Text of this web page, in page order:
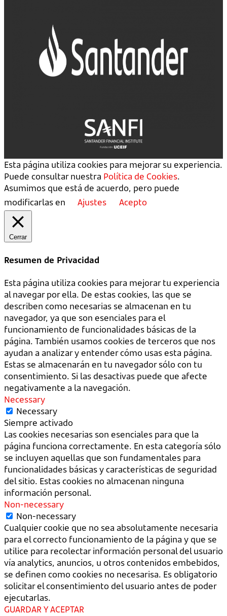
Esta página utiliza cookies para mejorar su experiencia.
Puede consultar nuestra Política de Cookies.
Asumimos que está de acuerdo, pero puede
modificarlas en
Ajustes Acepto
Cerrar
Resumen de Privacidad
Esta página utiliza cookies para mejorar tu experiencia
al navegar por ella. De estas cookies, las que se
describen como necesarias se almacenan en tu
navegador, ya que son esenciales para el
funcionamiento de funcionalidades básicas de la
página. También usamos cookies de terceros que nos
ayudan a analizar y entender cómo usas esta página.
Estas se almacenarán en tu navegador sólo con tu
consentimiento. Si las desactivas puede que afecte
negativamente a la navegación.
Necessary
Necessary
Siempre activado
Las cookies necesarias son esenciales para que la
página funciona correctamente. En esta categoría sólo
se incluyen aquellas que son fundamentales para
funcionalidades básicas y características de seguridad
del sitio. Estas cookies no almacenan ninguna
información personal.
Non-necessary
Non-necessary
Cualquier cookie que no sea absolutamente necesaria
para el correcto funcionamiento de la página y que se
utilice para recolectar información personal del usuario
vía analytics, anuncios, u otros contenidos embebidos,
se definen como cookies no necesarisa. Es obligatorio
solicitar el consentimiento del usuario antes de poder
ejecutarlas.
GUARDAR Y ACEPTAR